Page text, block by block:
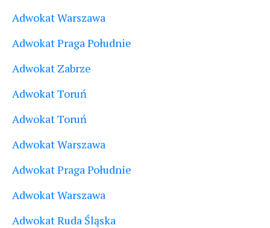
Adwokat Warszawa
Adwokat Praga Południe
Adwokat Zabrze
Adwokat Toruń
Adwokat Toruń
Adwokat Warszawa
Adwokat Praga Południe
Adwokat Warszawa
Adwokat Ruda Śląska